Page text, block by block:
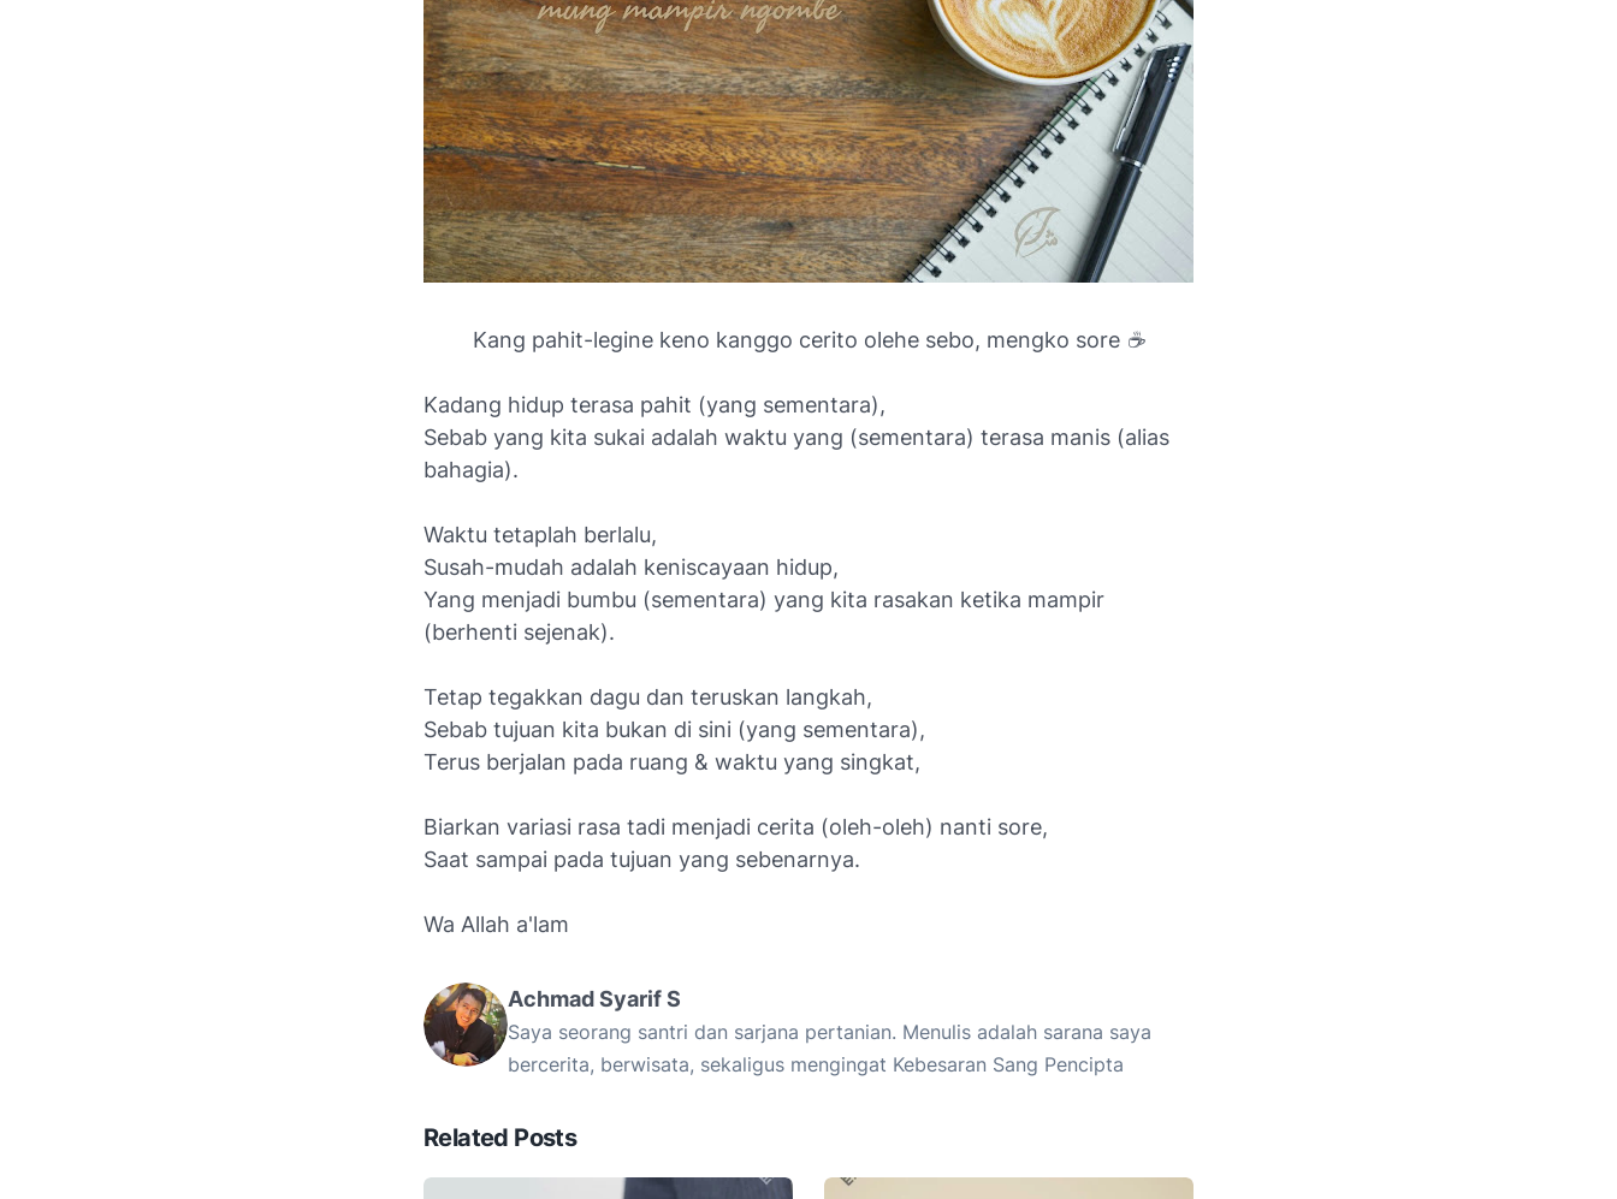
Kang pahit-legine keno kanggo cerito olehe sebo, mengko sore ☕
Kadang hidup terasa pahit (yang sementara),
Sebab yang kita sukai adalah waktu yang (sementara) terasa manis (alias
bahagia).
Waktu tetaplah berlalu,
Susah-mudah adalah keniscayaan hidup,
Yang menjadi bumbu (sementara) yang kita rasakan ketika mampir
(berhenti sejenak).
Tetap tegakkan dagu dan teruskan langkah,
Sebab tujuan kita bukan di sini (yang sementara),
Terus berjalan pada ruang & waktu yang singkat,
Biarkan variasi rasa tadi menjadi cerita (oleh-oleh) nanti sore,
Saat sampai pada tujuan yang sebenarnya.
Wa Allah a'lam
Achmad Syarif S
Saya seorang santri dan sarjana pertanian. Menulis adalah sarana saya
bercerita, berwisata, sekaligus mengingat Kebesaran Sang Pencipta
Related Posts